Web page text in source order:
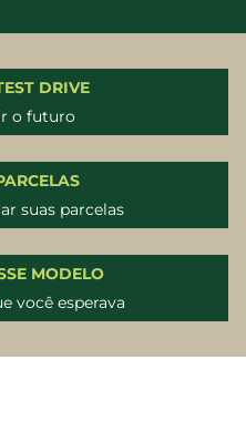
DRIVE
o futuro
suas parcelas
MODELO
você esperava